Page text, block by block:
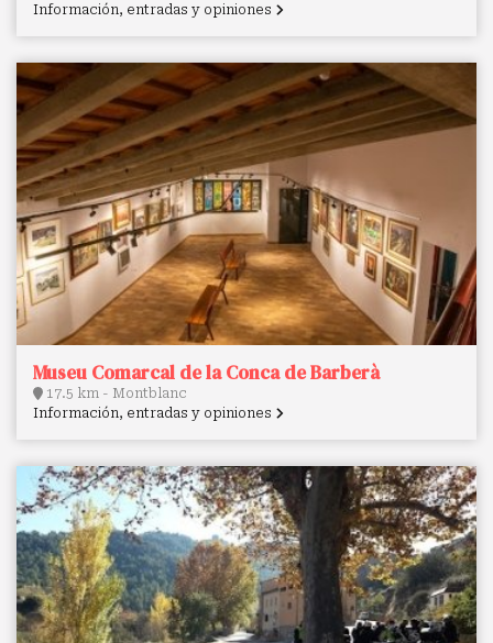
Información, entradas y opiniones
Museu Comarcal de la Conca de Barberà
17.5 km - Montblanc
Información, entradas y opiniones